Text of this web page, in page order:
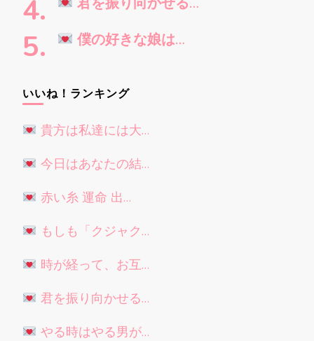
君を振り向かせる…
僕の好きな娘は…
いいね！ランキング
貴方は私達には大…
今日はあなたの結…
赤い糸 運命 出…
もしも「クジャク…
時が経って、お互…
君を振り向かせる…
やる時はやる男が…